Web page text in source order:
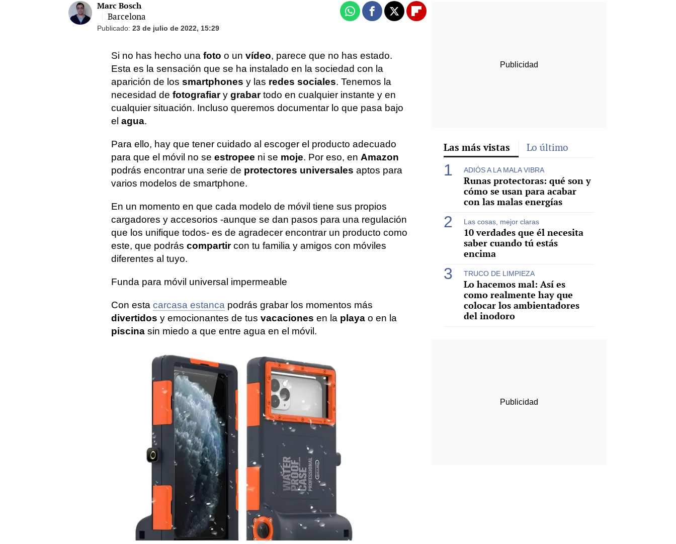
Marc Bosch
Barcelona
Publicado: 23 de julio de 2022, 15:29
WhatsappFacebook
X Flipboard
Si no has hecho una foto o un vídeo, parece que no has estado.
Esta es la sensación que se ha instalado en la sociedad con la
aparición de los smartphones y las redes sociales. Tenemos la
necesidad de fotografiary grabartodo en cualquier instante y en
cualquier situación. Incluso queremos documentar lo que pasa bajo
el agua.
Para ello, hay que tener cuidado al escoger el producto adecuado
para que el móvil no se estropee ni se moje. Por eso, en Amazon
podrás encontrar una serie de protectores universales aptos para
varios modelos de smartphone.
En un momento en que cada modelo de móvil tiene sus propios
cargadores y accesorios -aunque se dan pasos para una regulación
que los unifique todos- es de agradecer encontrar un producto como
este, que podrás compartircon tu familia y amigos con móviles
diferentes al tuyo.
Funda para móvil universal impermeable
Con esta carcasa estanca podrás grabar los momentos más
divertidos y emocionantes de tus vacaciones en la playa o en la
piscina sin miedo a que entre agua en el móvil.
Las más vistas Lo último
ADIÓS A LA MALA VIBRA
Runas protectoras: qué son y
cómo se usan para acabar
con las malas energías
Las cosas, mejor claras
10 verdades que él necesita
saber cuando tú estás
encima
TRUCO DE LIMPIEZA
Lo hacemos mal: Así es
como realmente hay que
colocar los ambientadores
del inodoro